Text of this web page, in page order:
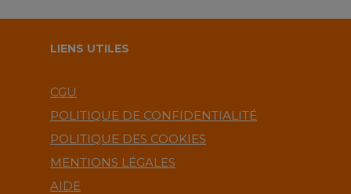
LIENS UTILES
CGU
POLITIQUE DE CONFIDENTIALITÉ
POLITIQUE DES COOKIES
MENTIONS LÉGALES
AIDE